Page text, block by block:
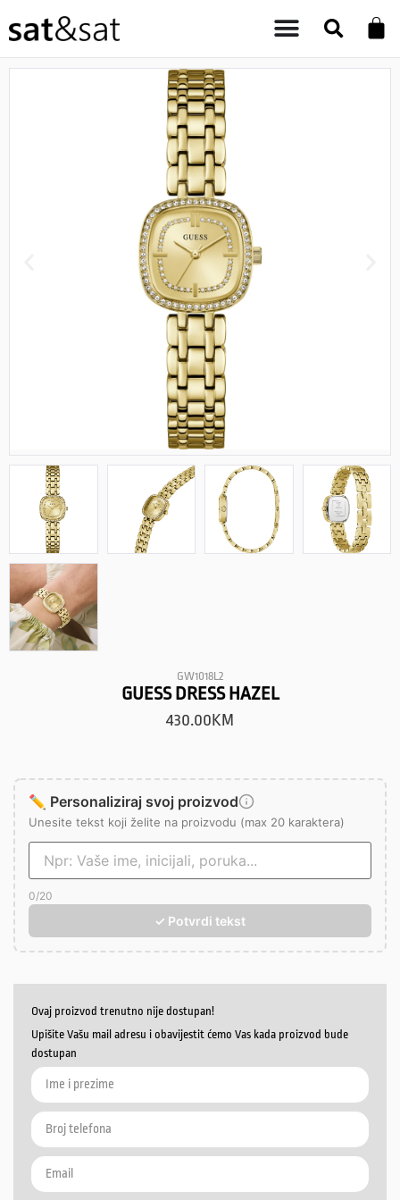
GW1018L2
GUESS DRESS HAZEL
430.00KM
✏️ Personaliziraj svoj proizvod
Unesite tekst koji želite na proizvodu (max 20 karaktera)
0/20
✓ Potvrdi tekst
Ovaj proizvod trenutno nije dostupan!
Upišite Vašu mail adresu i obavijestit ćemo Vas kada proizvod bude
dostupan